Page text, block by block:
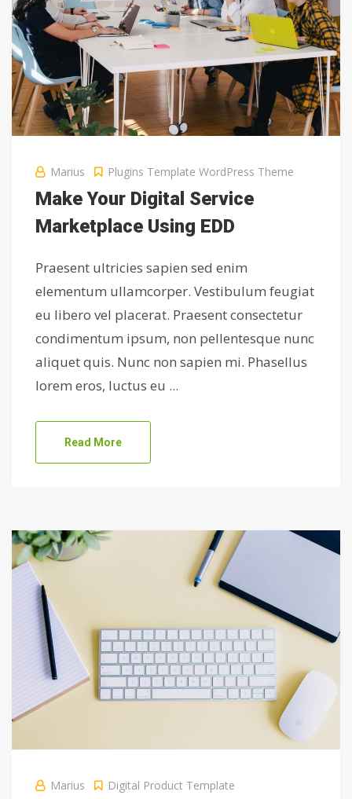
Marius Plugins Template WordPress Theme
Make Your Digital Service
Marketplace Using EDD
Praesent ultricies sapien sed enim
elementum ullamcorper. Vestibulum feugiat
eu libero vel placerat. Praesent consectetur
condimentum ipsum, non pellentesque nunc
aliquet quis. Nunc non sapien mi. Phasellus
lorem eros, luctus eu ...
Read More
Marius Digital Product Template